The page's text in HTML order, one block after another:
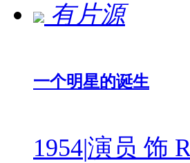
有片源
一个明星的诞生
1954|演员 饰